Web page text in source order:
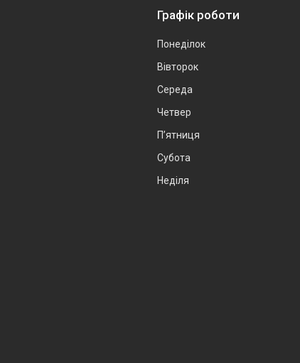
Графік роботи
Понеділок
Вівторок
Середа
Четвер
Пʼятниця
Субота
Неділя